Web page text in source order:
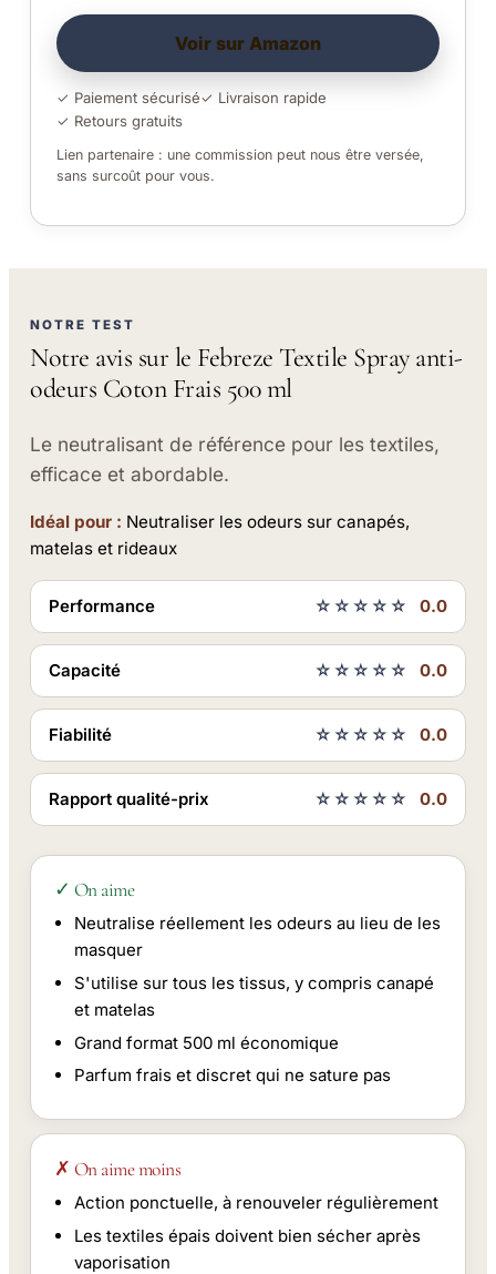
Voir sur Amazon
✓ Paiement sécurisé✓ Livraison rapide
✓ Retours gratuits
Lien partenaire : une commission peut nous être versée,
sans surcoût pour vous.
NOTRE TEST
Notre avis sur le Febreze Textile Spray anti-
odeurs Coton Frais 500 ml
Le neutralisant de référence pour les textiles,
efficace et abordable.
Idéal pour : Neutraliser les odeurs sur canapés,
matelas et rideaux
Performance ☆☆☆☆☆ 0.0
Capacité ☆☆☆☆☆ 0.0
Fiabilité ☆☆☆☆☆ 0.0
Rapport qualité-prix ☆☆☆☆☆ 0.0
✓ On aime
Neutralise réellement les odeurs au lieu de les
masquer
S'utilise sur tous les tissus, y compris canapé
et matelas
Grand format 500 ml économique
Parfum frais et discret qui ne sature pas
✗ On aime moins
Action ponctuelle, à renouveler régulièrement
Les textiles épais doivent bien sécher après
vaporisation